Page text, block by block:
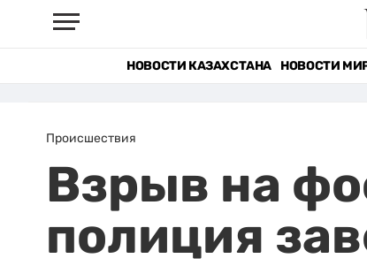
НОВОСТИ КАЗАХСТАНА НОВОСТИ
Происшествия
Взрыв на
полиция